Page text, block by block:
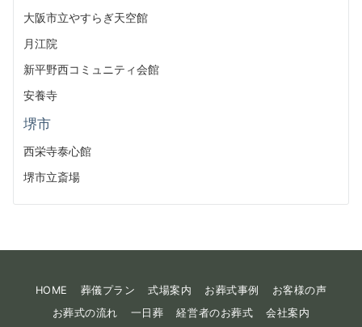
大阪市立やすらぎ天空館
月江院
新平野西コミュニティ会館
安養寺
堺市
西栄寺泰心館
堺市立斎場
HOME 葬儀プラン 式場案内 お葬式事例
お客様の声
お葬式の流れ
一日葬 経営者のお葬式 会社案内